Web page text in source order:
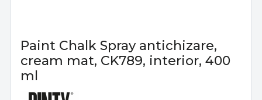
Paint Chalk Spray antichizare,
cream mat, CK789, interior, 400
ml